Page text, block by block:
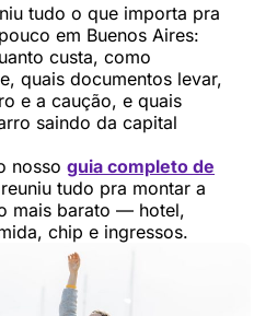
tudo o que importa pra
em Buenos Aires:
custa, como
quais documentos levar,
e a caução, e quais
saindo da capital
nosso guia completo de
tudo pra montar a
mais barato — hotel,
chip e ingressos.